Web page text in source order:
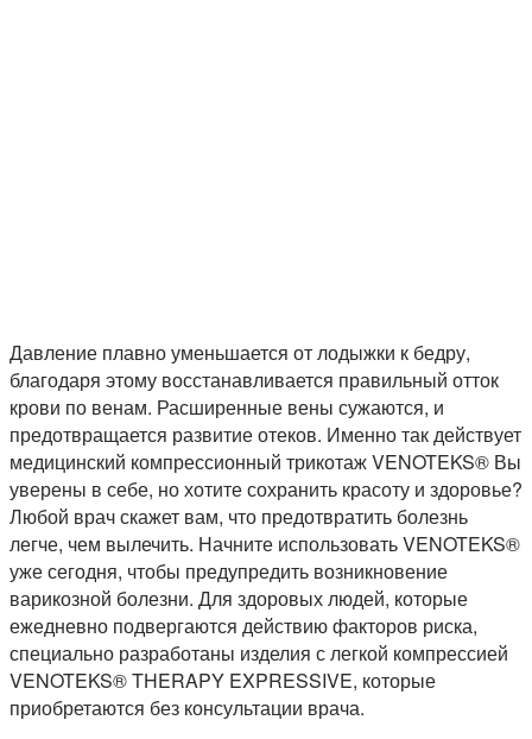
Давление плавно уменьшается от лодыжки к бедру,
благодаря этому восстанавливается правильный отток
крови по венам. Расширенные вены сужаются, и
предотвращается развитие отеков. Именно так действует
медицинский компрессионный трикотаж VENOTEKS® Вы
уверены в себе, но хотите сохранить красоту и здоровье?
Любой врач скажет вам, что предотвратить болезнь
легче, чем вылечить. Начните использовать VENOTEKS®
уже сегодня, чтобы предупредить возникновение
варикозной болезни. Для здоровых людей, которые
ежедневно подвергаются действию факторов риска,
специально разработаны изделия с легкой компрессией
VENOTEKS® THERAPY EXPRESSIVE, которые
приобретаются без консультации врача.